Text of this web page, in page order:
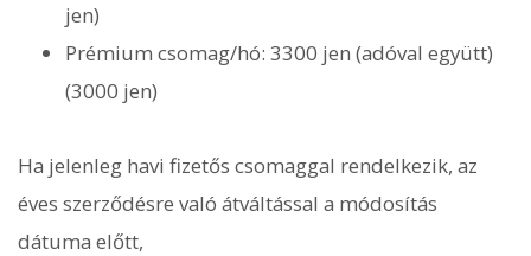
jen)
Prémium csomag/hó: 3300 jen (adóval együtt)
(3000 jen)
Ha jelenleg havi fizetős csomaggal rendelkezik, az
éves szerződésre való átváltással a módosítás
dátuma előtt,